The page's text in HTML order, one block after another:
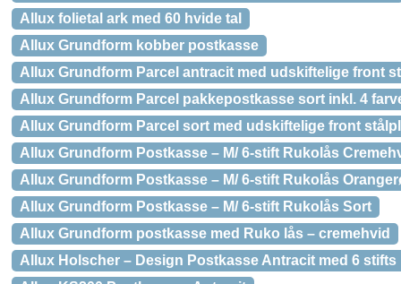
Allux folietal ark med 60 hvide tal
Allux Grundform kobber postkasse
Allux Grundform Parcel antracit med udskiftelige front
Allux Grundform Parcel pakkepostkasse sort inkl. 4
Allux Grundform Parcel sort med udskiftelige front
Allux Grundform Postkasse – M/ 6-stift Rukolås
Allux Grundform Postkasse – M/ 6-stift Rukolås
Allux Grundform Postkasse – M/ 6-stift Rukolås Sort
Allux Grundform postkasse med Ruko lås – cremehvid
Allux Holscher – Design Postkasse Antracit med 6 stifts